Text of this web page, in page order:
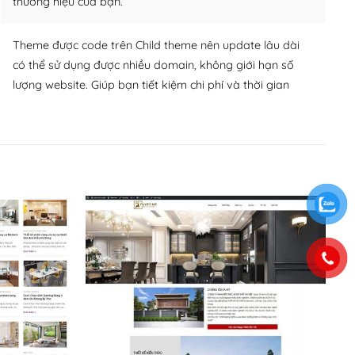
Theme được code trên Child theme nên update lâu dài
có thể sử dụng được nhiều domain, không giới hạn số
lượng website. Giúp bạn tiết kiệm chi phí và thời gian